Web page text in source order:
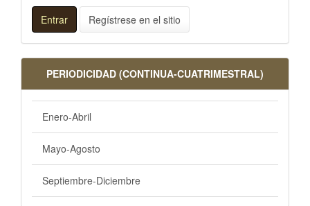
Entrar Regístrese en el sitio
PERIODICIDAD (CONTINUA-CUATRIMESTRAL)
Enero-Abril
Mayo-Agosto
Septiembre-Diciembre